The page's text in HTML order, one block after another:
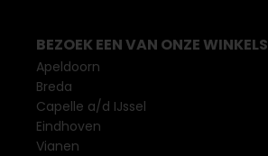
BEZOEK EEN VAN ONZE WINKELS
Apeldoorn
Breda
Capelle a/d IJssel
Eindhoven
Vianen